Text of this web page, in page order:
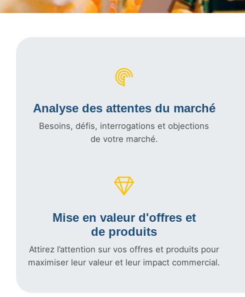
Analyse des attentes du marché
Besoins, défis, interrogations et objections
de votre marché.
Mise en valeur d'offres et
de produits
Attirez l’attention sur vos offres et produits pour
maximiser leur valeur et leur impact commercial.